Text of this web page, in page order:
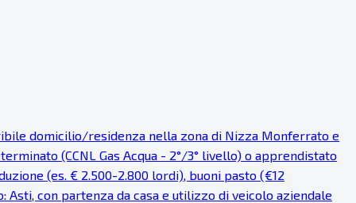
domicilio/residenza nella zona di Nizza Monferrato e
(CCNL Gas Acqua - 2°/3° livello) o apprendistato
(es. € 2.500-2.800 lordi), buoni pasto (€12
con partenza da casa e utilizzo di veicolo aziendale